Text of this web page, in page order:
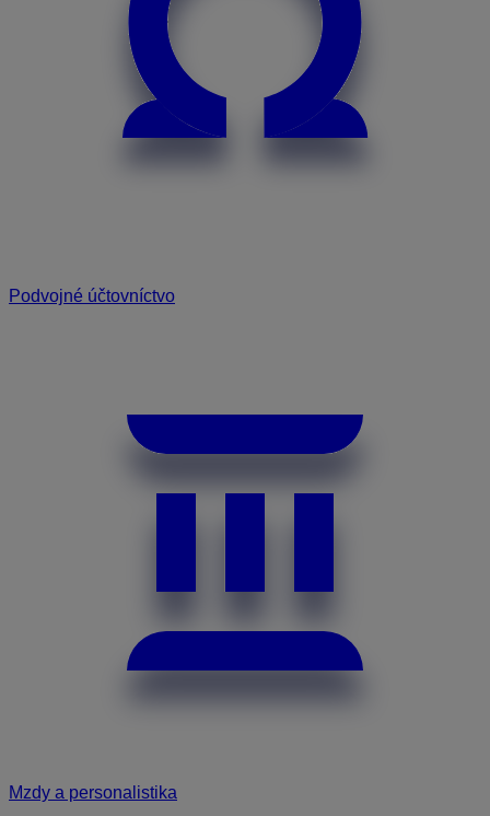
Podvojné účtovníctvo
Mzdy a personalistika